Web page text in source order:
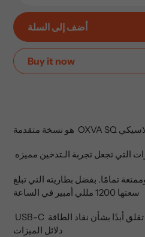
أضف إلى السلة
Buy it now
عربة
الخاصة
التي تجعل تجربة الـتدخين مميزه
تمامًا. بفضل بطاريته التي تبلغ
دلائل الميزات